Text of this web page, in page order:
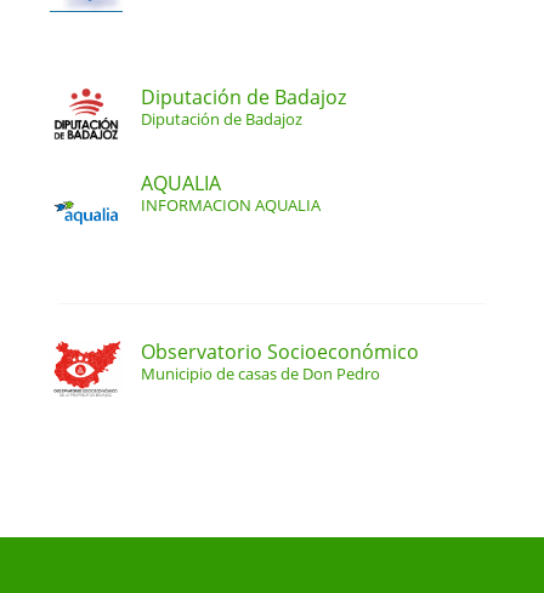
Diputación de Badajoz
Diputación de Badajoz
AQUALIA
INFORMACION AQUALIA
Observatorio Socioeconómico
Municipio de casas de Don Pedro